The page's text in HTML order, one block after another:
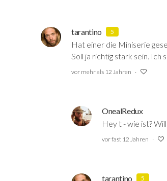
tarantino 5
Hat einer die Miniserie
Soll ja richtig stark sein. Ich
vor mehr als 12 Jahren
OnealRedux
Hey t - wie ist?
vor fast 12 Jahren
tarantino 5